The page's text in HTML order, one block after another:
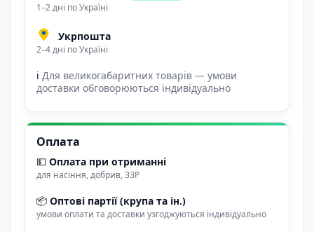
1–2 дні по Україні
Укрпошта
2–4 дні по Україні
ℹ Для великогабаритних товарів — умови
доставки обговорюються індивідуально
Оплата
💵 Оплата при отриманні
для насіння, добрив, ЗЗР
📦 Оптові партії (крупа та ін.)
умови оплати та доставки узгоджуються індивідуально